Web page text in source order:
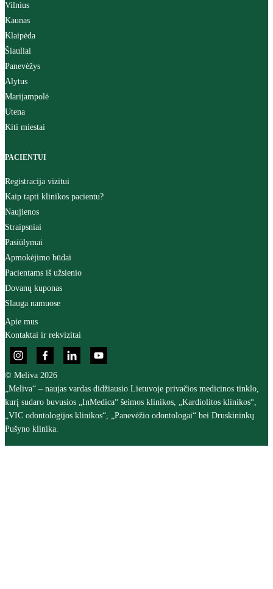
Vilnius
Kaunas
Klaipėda
Šiauliai
Panevėžys
Alytus
Marijampolė
Utena
Kiti miestai
PACIENTUI
Registracija vizitui
Kaip tapti klinikos pacientu?
Naujienos
Straipsniai
Pasiūlymai
Apmokėjimo būdai
Pacientams iš užsienio
Dovanų kuponas
Slauga namuose
Apie mus
Kontaktai ir rekvizitai
© Meliva 2026
„Meliva“ – naujas vardas didžiausio Lietuvoje privačios medicinos tinklo,
kurį sudaro buvusios „InMedica“ šeimos klinikos, „Kardiolitos klinikos“,
„VIC odontologijos klinikos“, „Panevėžio odontologai“ bei Druskininkų
Pušyno klinika.